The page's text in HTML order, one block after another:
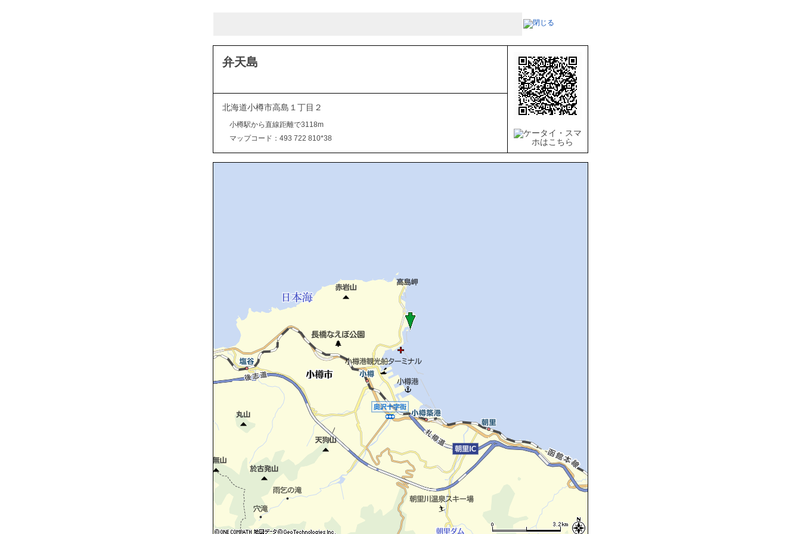
弁天島
北海道小樽市高島１丁目２
小樽駅から直線距離で3118m
マップコード：493 722 810*38